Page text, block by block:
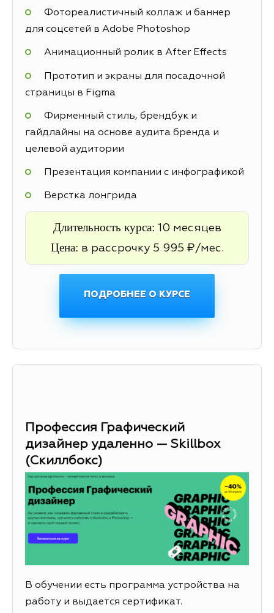
Фотореалистичный коллаж и баннер
для соцсетей в Adobe Photoshop
Анимационный ролик в After Effects
Прототип и экраны для посадочной
страницы в Figma
Фирменный стиль, брендбук и
гайдлайны на основе аудита бренда и
целевой аудитории
Презентация компании с инфографикой
Верстка лонгрида
Длительность курса: 10 месяцев
Цена: в рассрочку 5 995 ₽/мес.
ПОДРОБНЕЕ О КУРСЕ
Профессия Графический
дизайнер удаленно — Skillbox
(Скиллбокс)
В обучении есть программа устройства на
работу и выдается сертификат.